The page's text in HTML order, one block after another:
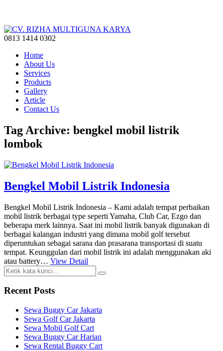
0813 1414 0302
Home
About Us
Services
Products
Gallery
Article
Contact Us
Tag Archive: bengkel mobil listrik
lombok
Bengkel Mobil Listrik Indonesia
Bengkel Mobil Listrik Indonesia – Kami adalah tempat perbaikan
mobil listrik berbagai type seperti Yamaha, Club Car, Ezgo dan
beberapa merk lainnya. Saat ini mobil listrik banyak digunakan di
berbagai kalangan industri yang dimana mobil golf tersebut
diperuntukan sebagai sarana dan prasarana transportasi di suatu
tempat. Keunggulan dari mobil listrik ini adalah menggunakan aki
atau battery… View Detail
Recent Posts
Sewa Buggy Car Jakarta
Sewa Golf Car Jakarta
Sewa Mobil Golf Cart
Sewa Buggy Car Harian
Sewa Rental Buggy Cart